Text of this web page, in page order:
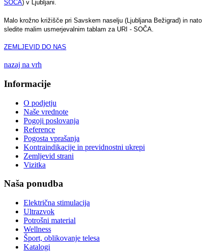
SOČA) v Ljubljani.
Malo krožno križišče pri Savskem naselju (Ljubljana Bežigrad) in nato
sledite malim usmerjevalnim tablam za URI - SOČA.
ZEMLJEVID DO NAS
nazaj na vrh
Informacije
O podjetju
Naše vrednote
Pogoji poslovanja
Reference
Pogosta vprašanja
Kontraindikacije in previdnostni ukrepi
Zemljevid strani
Vizitka
Naša ponudba
Električna stimulacija
Ultrazvok
Potrošni material
Wellness
Šport, oblikovanje telesa
Katalogi